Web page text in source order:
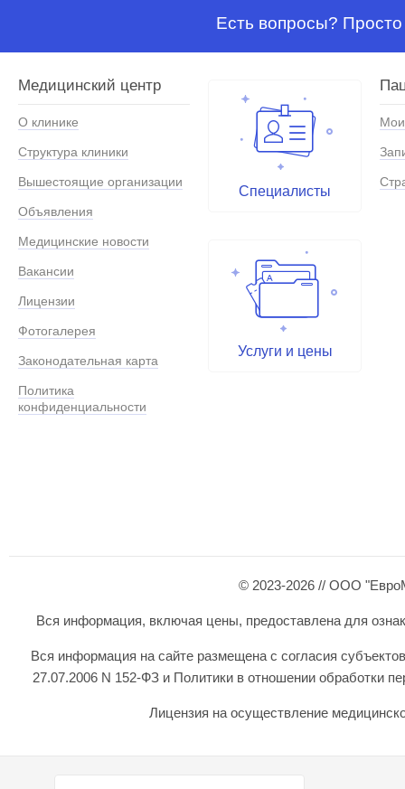
Есть вопросы?
Медицинский центр
О клинике
Структура клиники
Вышестоящие организации
Объявления
Медицинские новости
Вакансии
Лицензии
Фотогалерея
Законодательная карта
Политика
конфиденциальности
Специалисты
Услуги и цены
© 2023-2026 // ООО
Вся информация, включая цены, предоставлена для
Вся информация на сайте размещена с согласия
27.07.2006 N 152-ФЗ и Политики в отношении обработки
Лицензия на осуществление